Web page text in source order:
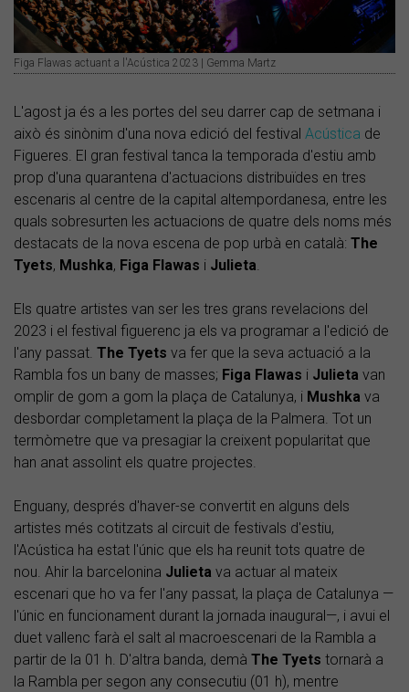
Figa Flawas actuant a l'Acústica 2023 | Gemma Martz
L'agost ja és a les portes del seu darrer cap de setmana i
això és sinònim d'una nova edició del festival Acústica de
Figueres. El gran festival tanca la temporada d'estiu amb
prop d'una quarantena d'actuacions distribuïdes en tres
escenaris al centre de la capital altempordanesa, entre les
quals sobresurten les actuacions de quatre dels noms més
destacats de la nova escena de pop urbà en català: The
Tyets, Mushka, Figa Flawas i Julieta.
Els quatre artistes van ser les tres grans revelacions del
2023 i el festival figuerenc ja els va programar a l'edició de
l'any passat. The Tyets va fer que la seva actuació a la
Rambla fos un bany de masses; Figa Flawas i Julieta van
omplir de gom a gom la plaça de Catalunya, i Mushka va
desbordar completament la plaça de la Palmera. Tot un
termòmetre que va presagiar la creixent popularitat que
han anat assolint els quatre projectes.
Enguany, després d'haver-se convertit en alguns dels
artistes més cotitzats al circuit de festivals d'estiu,
l'Acústica ha estat l'únic que els ha reunit tots quatre de
nou. Ahir la barcelonina Julieta va actuar al mateix
escenari que ho va fer l'any passat, la plaça de Catalunya —
l'únic en funcionament durant la jornada inaugural—, i avui el
duet vallenc farà el salt al macroescenari de la Rambla a
partir de la 01 h. D'altra banda, demà The Tyets tornarà a
la Rambla per segon any consecutiu (01 h), mentre